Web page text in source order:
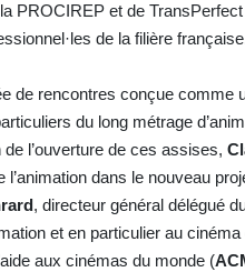
PROCIREP et de
de la filière
de rencontres conçue comme
du long métrage
de l’ouverture de ces assises,
l’animation dans le nouveau
, directeur général délégué
et en particulier au
aux cinémas du monde (